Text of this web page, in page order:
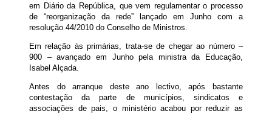
em Diário da República, que vem regulamentar o processo
de “reorganização da rede” lançado em Junho com a
resolução 44/2010 do Conselho de Ministros.
Em relação às primárias, trata-se de chegar ao número –
900 – avançado em Junho pela ministra da Educação,
Isabel Alçada.
Antes do arranque deste ano lectivo, após bastante
contestação da parte de municípios, sindicatos e
associações de pais, o ministério acabou por reduzir as